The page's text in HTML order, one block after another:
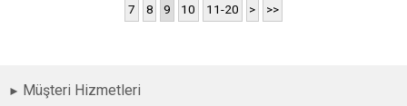
7
8 9 10 11-20 > >>
Müşteri Hizmetleri